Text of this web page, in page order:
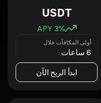
USDT
3% APY
أولى المكافآت خلال
6 ساعات
ابدأ الربح الآن